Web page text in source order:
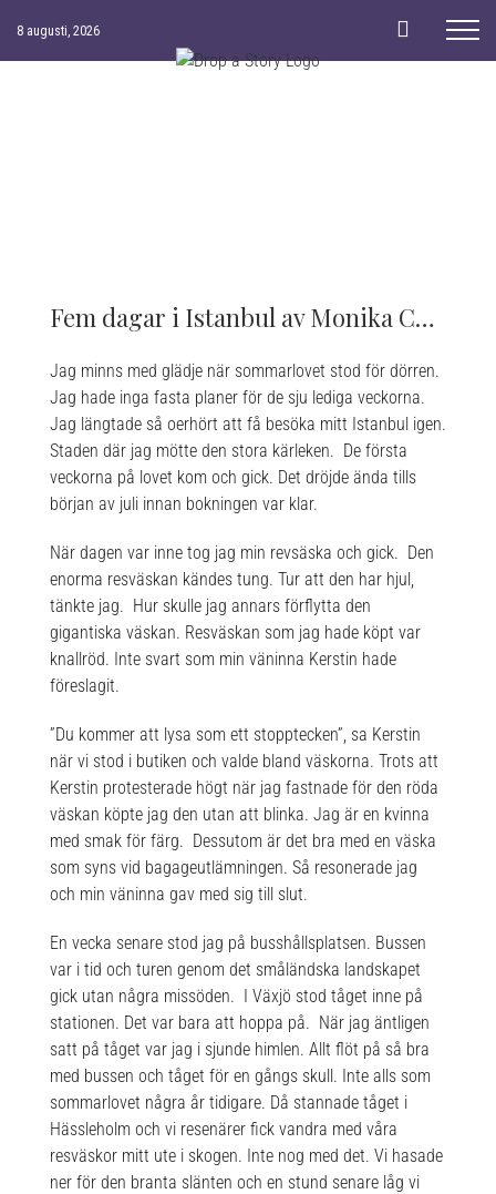
content
8 augusti, 2026
Fem dagar i Istanbul av Monika Chanovian
Jag minns med glädje när sommarlovet stod för dörren.
Jag hade inga fasta planer för de sju lediga veckorna.
Jag längtade så oerhört att få besöka mitt Istanbul igen.
Staden där jag mötte den stora kärleken. De första
veckorna på lovet kom och gick. Det dröjde ända tills
början av juli innan bokningen var klar.
När dagen var inne tog jag min revsäska och gick. Den
enorma resväskan kändes tung. Tur att den har hjul,
tänkte jag. Hur skulle jag annars förflytta den
gigantiska väskan. Resväskan som jag hade köpt var
knallröd. Inte svart som min väninna Kerstin hade
föreslagit.
”Du kommer att lysa som ett stopptecken”, sa Kerstin
när vi stod i butiken och valde bland väskorna. Trots att
Kerstin protesterade högt när jag fastnade för den röda
väskan köpte jag den utan att blinka. Jag är en kvinna
med smak för färg. Dessutom är det bra med en väska
som syns vid bagageutlämningen. Så resonerade jag
och min väninna gav med sig till slut.
En vecka senare stod jag på busshållsplatsen. Bussen
var i tid och turen genom det småländska landskapet
gick utan några missöden. I Växjö stod tåget inne på
stationen. Det var bara att hoppa på. När jag äntligen
satt på tåget var jag i sjunde himlen. Allt flöt på så bra
med bussen och tåget för en gångs skull. Inte alls som
sommarlovet några år tidigare. Då stannade tåget i
Hässleholm och vi resenärer fick vandra med våra
resväskor mitt ute i skogen. Inte nog med det. Vi hasade
ner för den branta slänten och en stund senare låg vi